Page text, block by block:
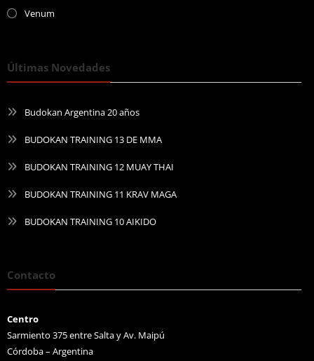
Venum
Últimas Novedades
Budokan Argentina 20 años
BUDOKAN TRAINING 13 DE MMA
BUDOKAN TRAINING 12 MUAY THAI
BUDOKAN TRAINING 11 KRAV MAGA
BUDOKAN TRAINING 10 AIKIDO
Contacto
Centro
Sarmiento 375 entre Salta y Av. Maipú
Córdoba – Argentina